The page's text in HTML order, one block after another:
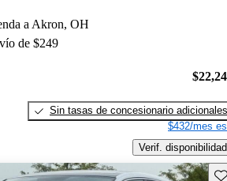
a Akron, OH
de $249
Sin tasas de concesionario adicionales
$432/mes
Verif. disponibilidad